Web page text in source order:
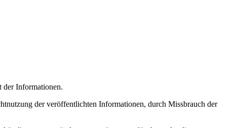
Informationen.
der veröffentlichten Informationen, durch Missbrauch der